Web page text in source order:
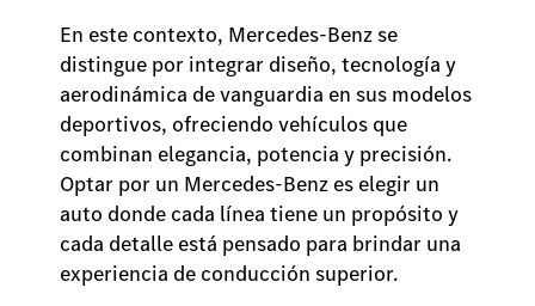
En este contexto, Mercedes-Benz se
distingue por integrar diseño, tecnología y
aerodinámica de vanguardia en sus modelos
deportivos, ofreciendo vehículos que
combinan elegancia, potencia y precisión.
Optar por un Mercedes-Benz es elegir un
auto donde cada línea tiene un propósito y
cada detalle está pensado para brindar una
experiencia de conducción superior.